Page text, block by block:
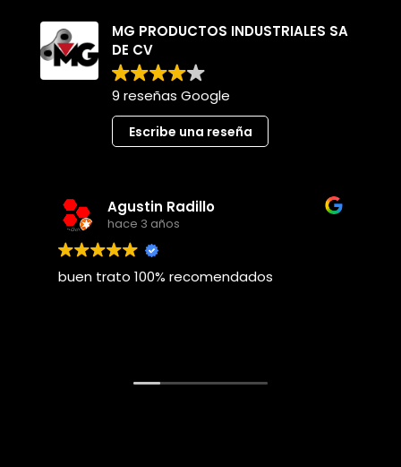
MG PRODUCTOS INDUSTRIALES SA
DE CV
9 reseñas Google
Escribe una reseña
Agustin Radillo
hace 3 años
buen trato 100% recomendados